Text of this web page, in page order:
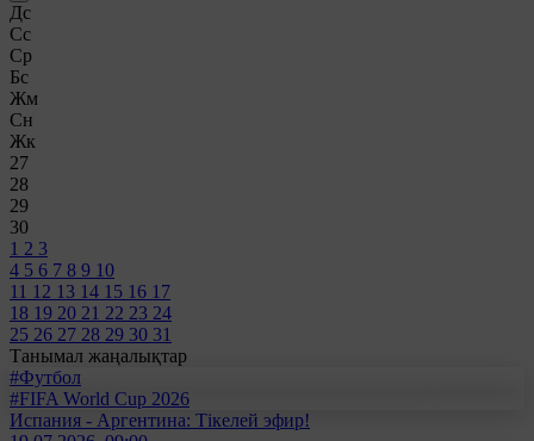
Дс
Сс
Ср
Бс
Жм
Сн
Жк
27
28
29
30
1 2 3
4 5 6 7 8 9 10
11 12 13 14 15 16 17
18 19 20 21 22 23 24
25 26 27 28 29 30 31
Танымал жаңалықтар
#Футбол
#FIFA World Cup 2026
Испания - Аргентина: Тікелей эфир!